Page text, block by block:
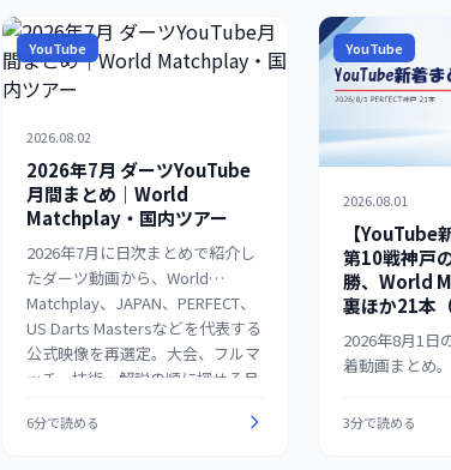
YouTube
2026.08.02
2026年7月 ダーツYouTube
月間まとめ｜World
Matchplay・国内ツアー
2026年7月に日次まとめで紹介し
たダーツ動画から、World
Matchplay、JAPAN、PERFECT、
US Darts Mastersなどを代表する
公式映像を再選定。大会、フルマ
ッチ、技術・解説の順に探せる月
6分で読める
YouTube
2026.08.01
【YouTube
第10戦神戸
勝、World
裏ほか21本
2026年8月1日
着動画まとめ
公式映像14本
3分で読める